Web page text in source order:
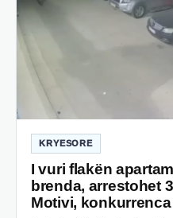
KRYESORE
I vuri flakën
brenda, arrestohet
Motivi,